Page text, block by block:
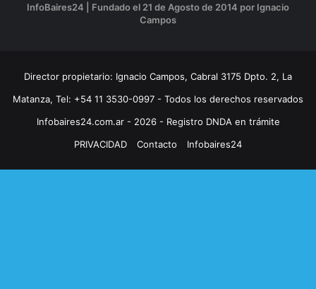
InfoBaires24 | Fundado el 21 de Agosto de 2014 por Ignacio
Campos
Director propietario: Ignacio Campos, Cabral 3175 Dpto. 2, La
Matanza, Tel: +54 11 3530-0997 - Todos los derechos reservados
Infobaires24.com.ar - 2026 - Registro DNDA en trámite
PRIVACIDAD
Contacto Infobaires24